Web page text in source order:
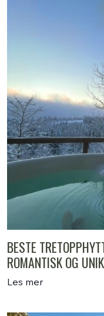
BESTE
ROMANTISK OG
Les mer